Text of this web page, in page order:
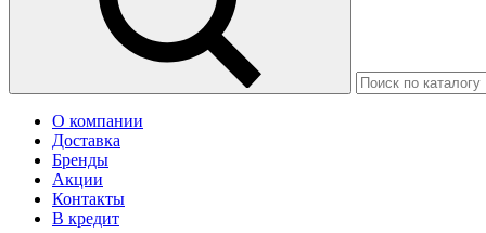
О компании
Доставка
Бренды
Акции
Контакты
В кредит